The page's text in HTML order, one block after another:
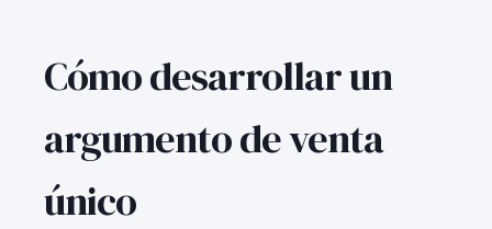
Cómo desarrollar un
argumento de venta
único